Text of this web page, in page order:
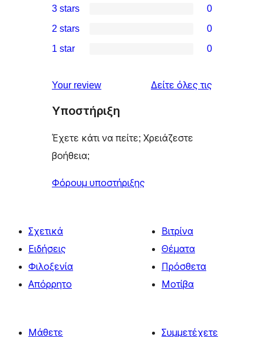
star
review
4-
star
reviews
3-
star
3 stars 0
2-
reviews
2 stars 0
star
reviews
1 star 0
Your review Δείτε όλες τις
Υποστήριξη
Έχετε κάτι να πείτε; Χρειάζεστε
βοήθεια;
Φόρουμ υποστήριξης
Σχετικά
Ειδήσεις
Φιλοξενία
Απόρρητο
Βιτρίνα
Θέματα
Πρόσθετα
Μοτίβα
Μάθετε
Συμμετέχετε